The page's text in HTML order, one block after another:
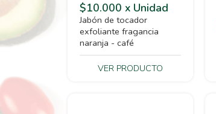
$10.000 x Unidad
Jabón de tocador
exfoliante fragancia
naranja - café
VER PRODUCTO